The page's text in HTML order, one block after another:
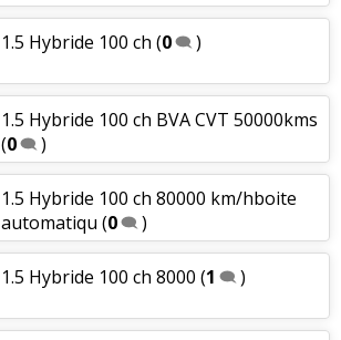
1.5 Hybride 100 ch (0 )
1.5 Hybride 100 ch BVA CVT 50000kms
(0 )
1.5 Hybride 100 ch 80000 km/hboite
automatiqu (0 )
1.5 Hybride 100 ch 8000 (1 )